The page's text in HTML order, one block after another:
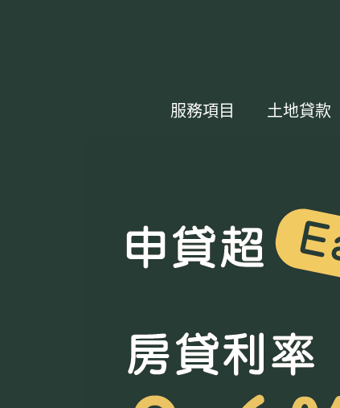
服務項目 土地貸款